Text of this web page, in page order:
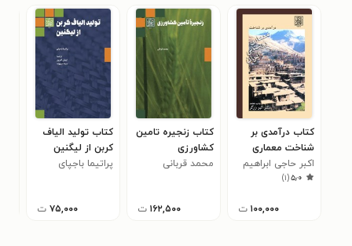
کتاب درآمدی بر
شناخت معماری
روستایی ایران
اکبر حاجی ابراهیم
زرگر۵٫۰(۱)
۱۰۰,۰۰۰ ت
کتاب زنجیره تامین
کشاورزی
محمد قربانی
۱۶۲,۵۰۰ ت
کتاب تولید الیاف
کربن از لیگنین
پراتیما باجپای
۷۵,۰۰۰ ت